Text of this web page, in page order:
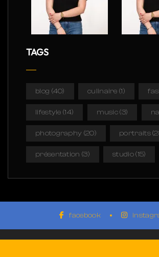
TAGS
blog (40) culinaire (1)
lifestyle (14) music(3)
photography (20) portraits
présentation (3) studio(15)
facebook